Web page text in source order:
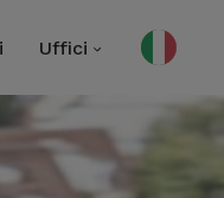
Uffici